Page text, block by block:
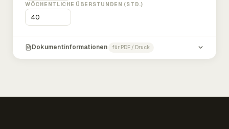
WÖCHENTLICHE ÜBERSTUNDEN (STD.)
Dokumentinformationen für PDF / Druck